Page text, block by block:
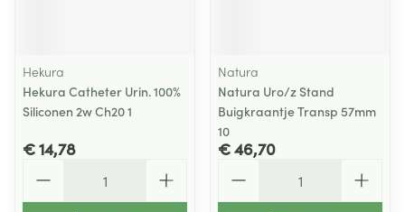
Hekura
Hekura Catheter Urin. 100%
Siliconen 2w Ch20 1
€ 14,78
Natura
Natura Uro/z Stand
Buigkraantje Transp 57mm
10
€ 46,70